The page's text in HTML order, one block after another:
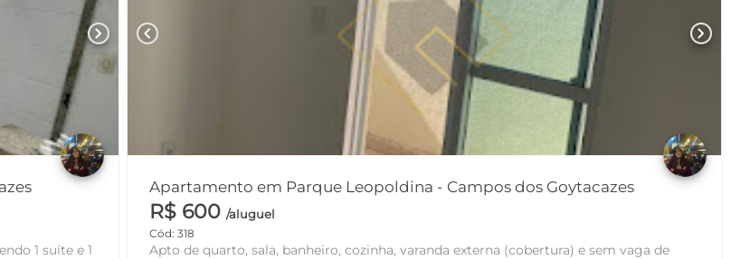
chevron_right
1 suíte e 1
chevron_left chevron_right
Apartamento em Parque Leopoldina - Campos dos Goytacazes
R$ 600/aluguel
Cód: 318
Apto de quarto, sala, banheiro, cozinha, varanda externa (cobertura) e sem vaga de